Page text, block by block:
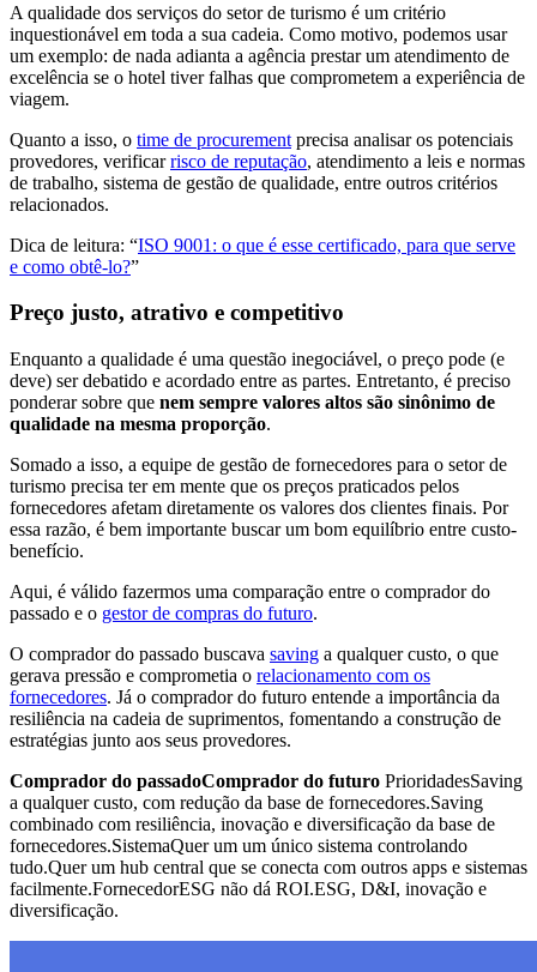
A qualidade dos serviços do setor de turismo é um critério
inquestionável em toda a sua cadeia. Como motivo, podemos usar
um exemplo: de nada adianta a agência prestar um atendimento de
excelência se o hotel tiver falhas que comprometem a experiência de
viagem.
Quanto a isso, o time de procurement precisa analisar os potenciais
provedores, verificarrisco de reputação, atendimento a leis e normas
de trabalho, sistema de gestão de qualidade, entre outros critérios
relacionados.
Dica de leitura: “ISO 9001: o que é esse certificado, para que serve
e como obtê-lo?”
Preço justo, atrativo e competitivo
Enquanto a qualidade é uma questão inegociável, o preço pode (e
deve) ser debatido e acordado entre as partes. Entretanto, é preciso
ponderar sobre que nem sempre valores altos são sinônimo de
qualidade na mesma proporção.
Somado a isso, a equipe de gestão de fornecedores para o setor de
turismo precisa ter em mente que os preços praticados pelos
fornecedores afetam diretamente os valores dos clientes finais. Por
essa razão, é bem importante buscar um bom equilíbrio entre custo-
benefício.
Aqui, é válido fazermos uma comparação entre o comprador do
passado e o gestor de compras do futuro.
O comprador do passado buscava saving a qualquer custo, o que
gerava pressão e comprometia o relacionamento com os
fornecedores. Já o comprador do futuro entende a importância da
resiliência na cadeia de suprimentos, fomentando a construção de
estratégias junto aos seus provedores.
Comprador do passadoComprador do futuro PrioridadesSaving
a qualquer custo, com redução da base de fornecedores.Saving
combinado com resiliência, inovação e diversificação da base de
fornecedores.SistemaQuer um um único sistema controlando
tudo.Quer um hub central que se conecta com outros apps e sistemas
facilmente.FornecedorESG não dá ROI.ESG, D&I, inovação e
diversificação.